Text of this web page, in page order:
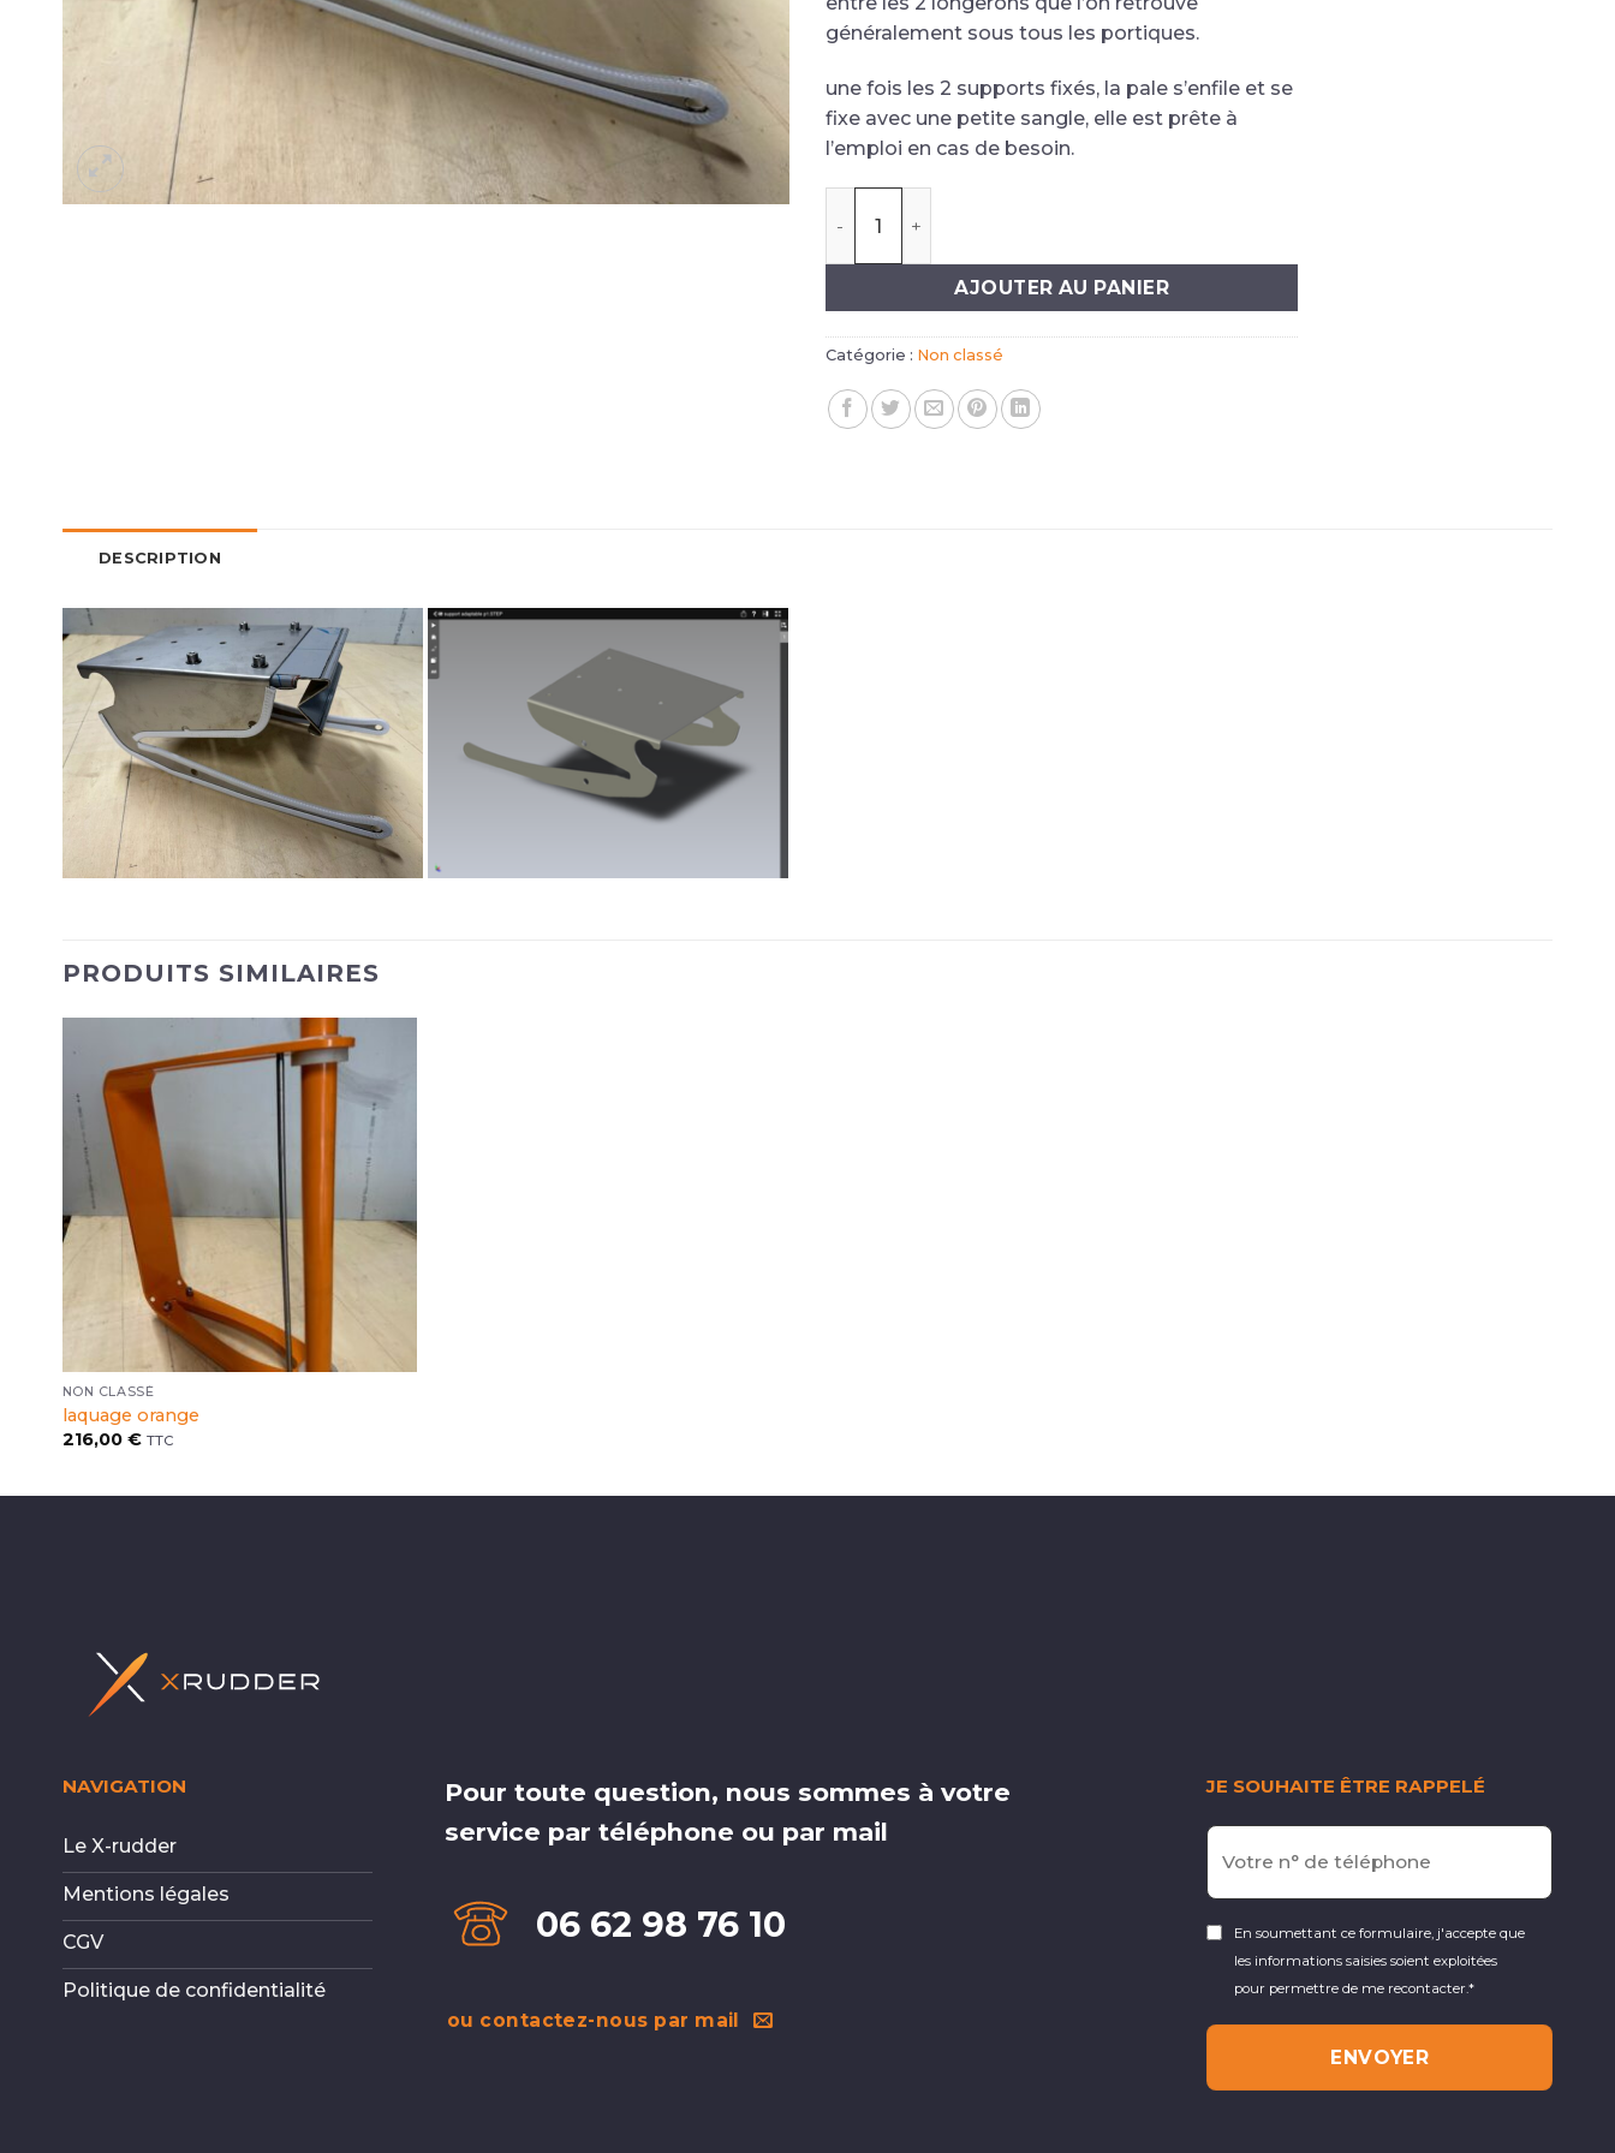
généralement sous tous les portiques.
une fois les 2 supports fixés, la pale s’enfile et se
fixe avec une petite sangle, elle est prête à
l’emploi en cas de besoin.
AJOUTER AU PANIER
Catégorie : Non classé
DESCRIPTION
PRODUITS SIMILAIRES
NON CLASSÉ
laquage orange
216,00 € TTC
NAVIGATION
Le X-rudder
Mentions légales
CGV
Politique de confidentialité
Pour toute question, nous sommes à votre
service par téléphone ou par mail
06 62 98 76 10
ou contactez-nous par mail
JE SOUHAITE ÊTRE RAPPELÉ
En soumettant ce formulaire, j'accepte que
les informations saisies soient exploitées
pour permettre de me recontacter.*